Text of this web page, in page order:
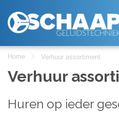
Home Verhuur assortiment
Verhuur
Huren op ieder